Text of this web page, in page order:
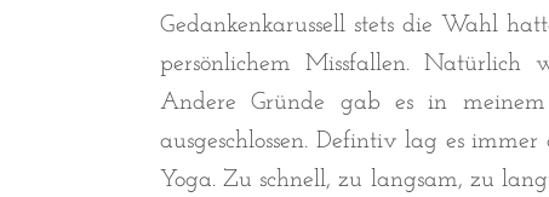
Gedankenkarussell stets die Wahl
persönlichem Missfallen. Natürlich
Andere Gründe gab es in
ausgeschlossen. Defintiv lag es
Yoga. Zu schnell, zu langsam, zu